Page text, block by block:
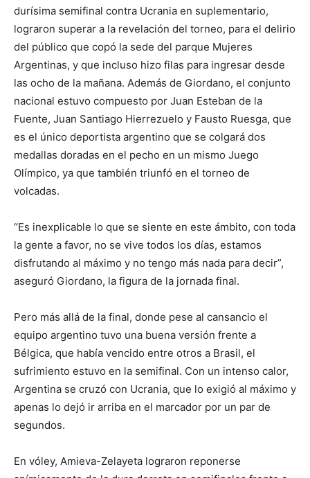
durísima semifinal contra Ucrania en suplementario,
lograron superar a la revelación del torneo, para el delirio
del público que copó la sede del parque Mujeres
Argentinas, y que incluso hizo filas para ingresar desde
las ocho de la mañana. Además de Giordano, el conjunto
nacional estuvo compuesto por Juan Esteban de la
Fuente, Juan Santiago Hierrezuelo y Fausto Ruesga, que
es el único deportista argentino que se colgará dos
medallas doradas en el pecho en un mismo Juego
Olímpico, ya que también triunfó en el torneo de
volcadas.
“Es inexplicable lo que se siente en este ámbito, con toda
la gente a favor, no se vive todos los días, estamos
disfrutando al máximo y no tengo más nada para decir”,
aseguró Giordano, la figura de la jornada final.
Pero más allá de la final, donde pese al cansancio el
equipo argentino tuvo una buena versión frente a
Bélgica, que había vencido entre otros a Brasil, el
sufrimiento estuvo en la semifinal. Con un intenso calor,
Argentina se cruzó con Ucrania, que lo exigió al máximo y
apenas lo dejó ir arriba en el marcador por un par de
segundos.
En vóley, Amieva-Zelayeta lograron reponerse